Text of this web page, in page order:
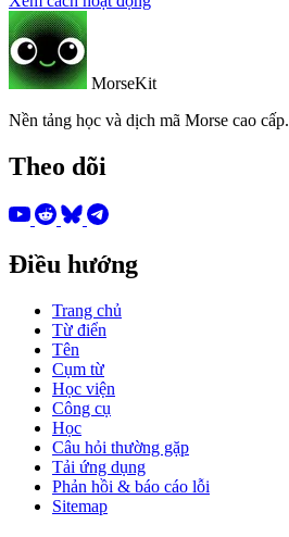
MorseKit
Nền tảng học và dịch mã Morse cao cấp.
Theo dõi
Điều hướng
Trang chủ
Từ điển
Tên
Cụm từ
Học viện
Công cụ
Học
Câu hỏi thường gặp
Tải ứng dụng
Phản hồi & báo cáo lỗi
Sitemap